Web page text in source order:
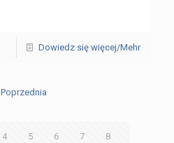
Dowiedz się więcej/Mehr
Poprzednia
4 5 6 7 8